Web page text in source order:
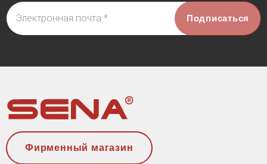
Электронная почта *
Фирменный магазин